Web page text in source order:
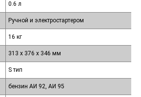
0.6 л
Ручной и электростартером
16 кг
313 х 376 х 346 мм
S тип
бензин АИ 92, АИ 95